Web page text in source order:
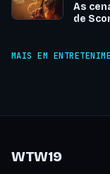
As
de
MAIS EM
WTW19